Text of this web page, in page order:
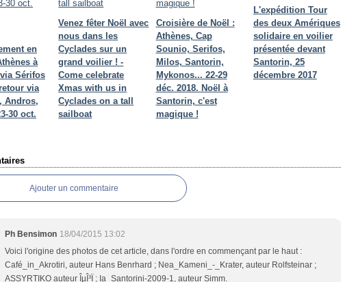
en
à
Sérifos
via
Andros,
30 oct.
Venez fêter Noël avec
nous dans les
Cyclades sur un
grand voilier ! -
Come celebrate
Xmas with us in
Cyclades on a tall
sailboat
Croisière de Noël :
Athènes, Cap
Sounio, Serifos,
Milos, Santorin,
Mykonos... 22-29
déc. 2018. Noël à
Santorin, c'est
magique !
L'expédition Tour
des deux Amériques
solidaire en voilier
présentée devant
Santorin, 25
décembre 2017
Ajouter un commentaire
Ph Bensimon 18/04/2015 13:02
Voici l'origine des photos de cet article, dans l'ordre en commençant par le haut :
Café_in_Akrotiri, auteur Hans Benrhard ; Nea_Kameni_-_Krater, auteur Rolfsteinar ;
ASSYRTIKO auteur ÎµÎ³Ï ; Ia_Santorini-2009-1, auteur Simm.